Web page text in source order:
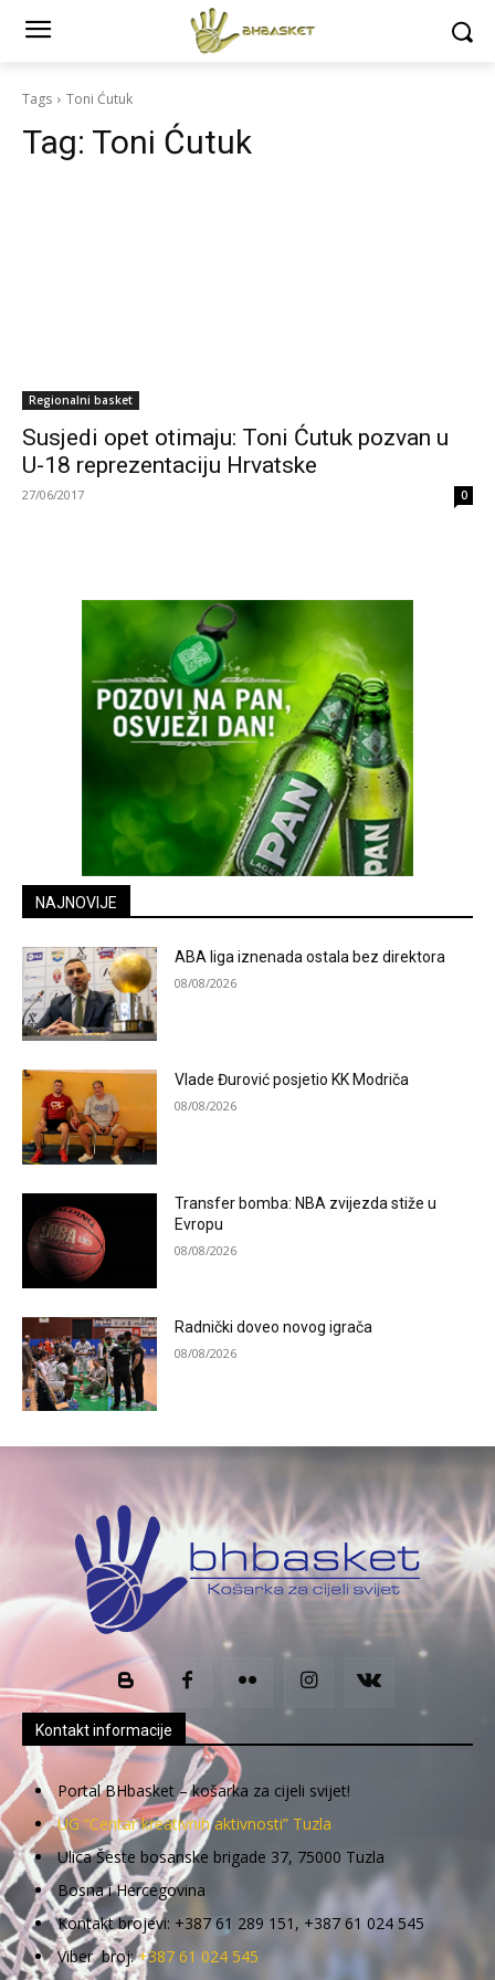
Tags Toni Ćutuk
Tag: Toni Ćutuk
Regionalni basket
Susjedi opet otimaju: Toni Ćutuk pozvan u
U-18 reprezentaciju Hrvatske
27/06/2017 0
NAJNOVIJE
ABA liga iznenada ostala bez direktora
08/08/2026
Vlade Đurović posjetio KK Modriča
08/08/2026
Transfer bomba: NBA zvijezda stiže u
Evropu
08/08/2026
Radnički doveo novog igrača
08/08/2026
Kontakt informacije
Portal BHbasket – košarka za cijeli svijet!
UG “Centar kreativnih aktivnosti” Tuzla
Ulica Šeste bosanske brigade 37, 75000 Tuzla
Bosna i Hercegovina
Kontakt brojevi: +387 61 289 151, +387 61 024 545
Viber broj:+387 61 024 545